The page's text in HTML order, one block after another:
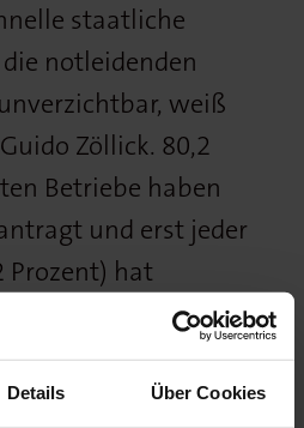
Details Über Cookies
staatliche
notleidenden
weiß
Zöllick. 80,2
Betriebe haben
und erst jeder
Prozent) hat
in Höhe von 7.614
sich einig, dass